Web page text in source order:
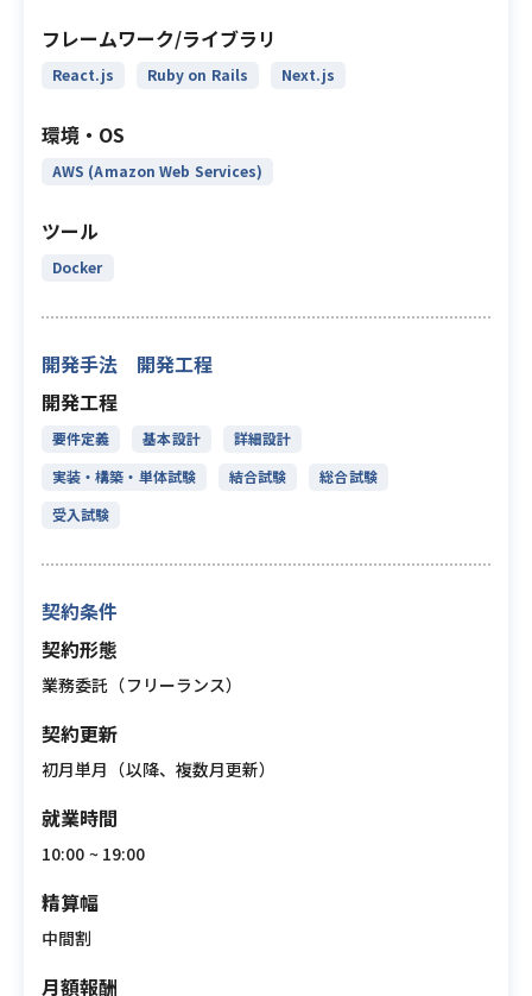
フレームワーク/ライブラリ
React.js Ruby on Rails Next.js
環境・OS
AWS (Amazon Web Services)
ツール
Docker
開発手法 開発工程
開発工程
要件定義 基本設計
詳細設計
実装・構築・単体試験
結合試験
総合試験
受入試験
契約条件
契約形態
業務委託（フリーランス）
契約更新
初月単月（以降、複数月更新）
就業時間
10:00 ~ 19:00
精算幅
中間割
月額報酬